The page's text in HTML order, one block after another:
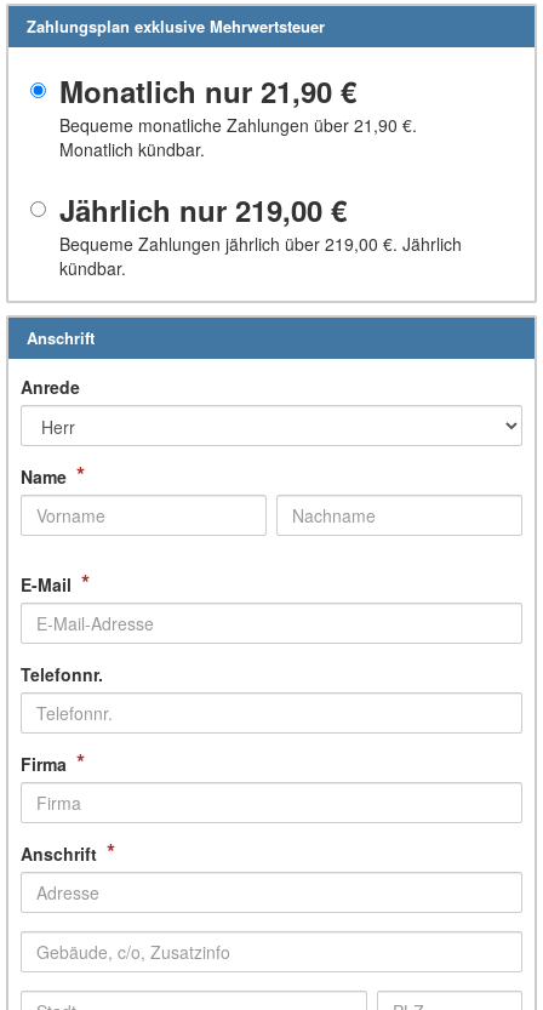
Zahlungsplan exklusive Mehrwertsteuer
Monatlich nur 21,90 €
Bequeme monatliche Zahlungen über 21,90 €.
Monatlich kündbar.
Jährlich nur 219,00 €
Bequeme Zahlungen jährlich über 219,00 €. Jährlich
kündbar.
Anschrift
Anrede
Name *
E-Mail *
Telefonnr.
Firma *
Anschrift *